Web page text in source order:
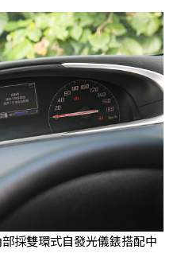
採雙環式自發光儀錶搭配中